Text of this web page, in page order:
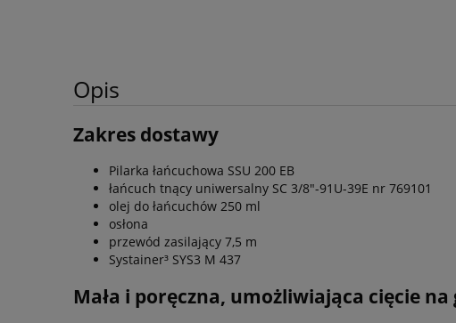
Opis
Zakres dostawy
Pilarka łańcuchowa SSU 200 EB
łańcuch tnący uniwersalny SC 3/8"-91U-39E nr 769101
olej do łańcuchów 250 ml
osłona
przewód zasilający 7,5 m
Systainer³ SYS3 M 437
Mała i poręczna, umożliwiająca cięcie na